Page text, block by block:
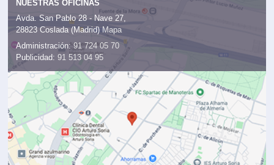
NUESTRAS OFICINAS
Avda. San Pablo 28 - Nave 27,
28823 Coslada (Madrid)
Mapa
Administración:91 724 05 70
Publicidad: